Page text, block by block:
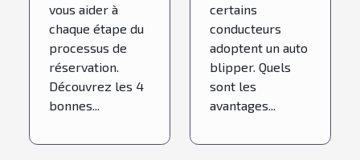
vous aider à
chaque étape du
processus de
réservation.
Découvrez les 4
bonnes...
certains
conducteurs
adoptent un auto
blipper. Quels
sont les
avantages...